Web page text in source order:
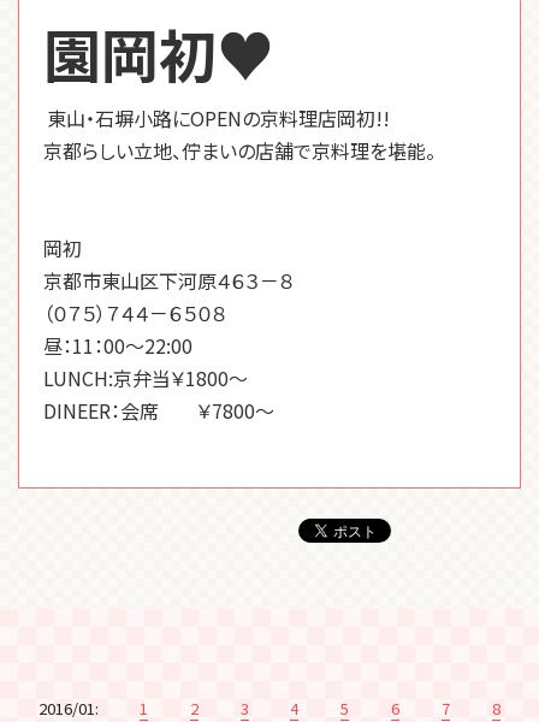
園岡初♥
東山・石塀小路にOPENの京料理店岡初!!
京都らしい立地、佇まいの店舗で京料理を堪能。
岡初
京都市東山区下河原４６３－８
（０７５）７４４－６５０８
昼：11：00～22:00
LUNCH:京弁当￥1800～
DINEER：会席 ￥7800～
2016/01: 1 2 3 4 5 6 7 8